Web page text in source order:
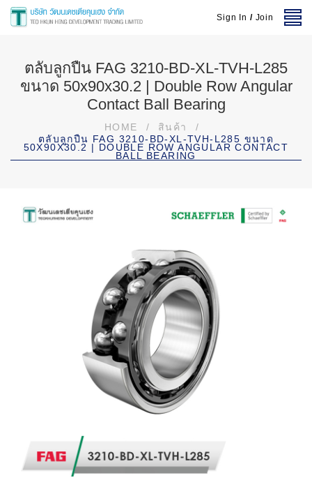
Sign In / Join
ตลับลูกปืน FAG 3210-BD-XL-TVH-L285
ขนาด 50x90x30.2 | Double Row Angular
Contact Ball Bearing
HOME / สินค้า
/
ตลับลูกปืน FAG 3210-BD-XL-TVH-L285 ขนาด
50X90X30.2 | DOUBLE ROW ANGULAR CONTACT
BALL BEARING